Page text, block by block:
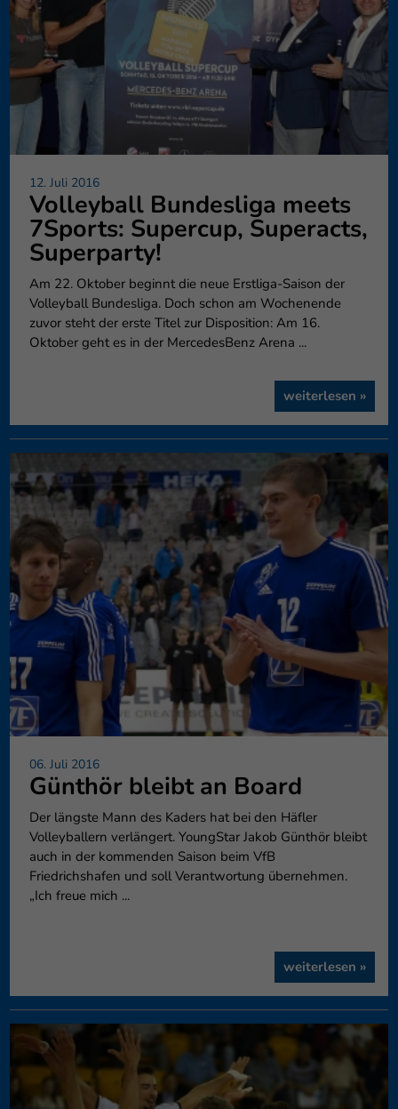
12. Juli 2016
Volleyball Bundesliga meets
7Sports: Supercup, Superacts,
Superparty!
Am 22. Oktober beginnt die neue Erstliga-Saison der
Volleyball Bundesliga. Doch schon am Wochenende
zuvor steht der erste Titel zur Disposition: Am 16.
Oktober geht es in der MercedesBenz Arena ...
weiterlesen »
06. Juli 2016
Günthör bleibt an Board
Der längste Mann des Kaders hat bei den Häfler
Volleyballern verlängert. YoungStar Jakob Günthör bleibt
auch in der kommenden Saison beim VfB
Friedrichshafen und soll Verantwortung übernehmen.
„Ich freue mich ...
weiterlesen »